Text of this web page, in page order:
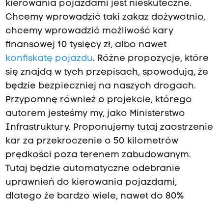
kierowania pojazdami jest nieskuteczne.
Chcemy wprowadzić taki zakaz dożywotnio,
chcemy wprowadzić możliwość kary
finansowej 10 tysięcy zł, albo nawet
konfiskatę pojazdu. Różne propozycje, które
się znajdą w tych przepisach, spowodują, że
będzie bezpieczniej na naszych drogach.
Przypomnę również o projekcie, którego
autorem jesteśmy my, jako Ministerstwo
Infrastruktury. Proponujemy tutaj zaostrzenie
kar za przekroczenie o 50 kilometrów
prędkości poza terenem zabudowanym.
Tutaj będzie automatyczne odebranie
uprawnień do kierowania pojazdami,
dlatego że bardzo wiele, nawet do 80%